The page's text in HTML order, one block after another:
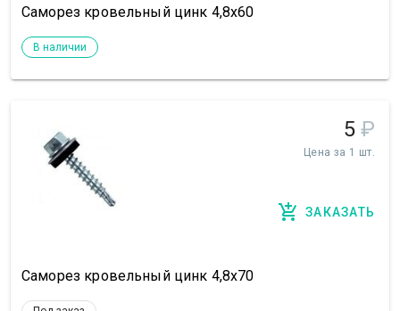
Саморез кровельный цинк 4,8х60
В наличии
5 ₽
Цена за 1 шт.
ЗАКАЗАТЬ
Саморез кровельный цинк 4,8х70